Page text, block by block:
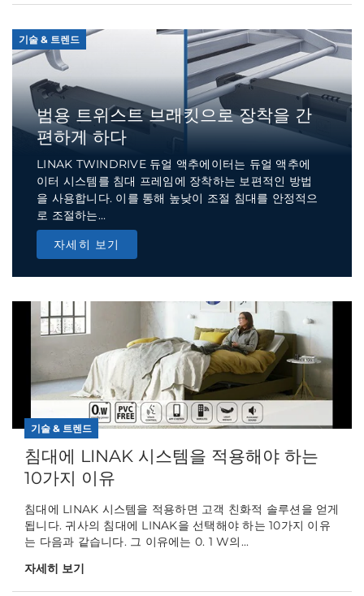
기술 & 트렌드
범용 트위스트 브래킷으로 장착을 간
편하게 하다
LINAK TWINDRIVE 듀얼 액추에이터는 듀얼 액추에
이터 시스템를 침대 프레임에 장착하는 보편적인 방법
을 사용합니다. 이를 통해 높낮이 조절 침대를 안정적으
로 조절하는...
자세히 보기
기술 & 트렌드
침대에 LINAK 시스템을 적용해야 하는
10가지 이유
침대에 LINAK 시스템을 적용하면 고객 친화적 솔루션을 얻게
됩니다. 귀사의 침대에 LINAK을 선택해야 하는 10가지 이유
는 다음과 같습니다. 그 이유에는 0. 1 W의...
자세히 보기